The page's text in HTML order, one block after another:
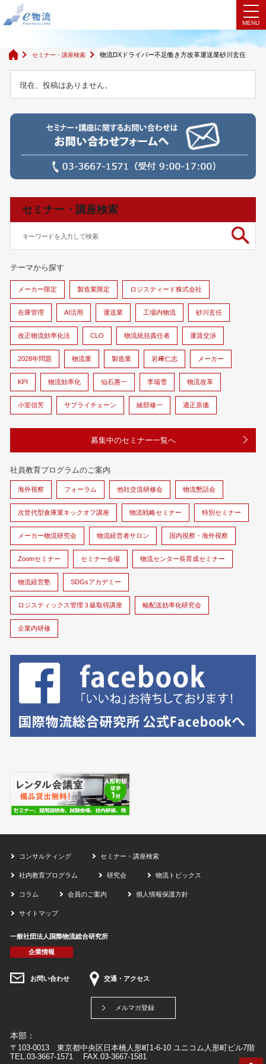
検索結果
セミナー・講座検索 物流DXドライバー不足働き方改革運送業砂川玄任
現在、投稿はありません。
セミナー・講座検索
テーマから探す
メーカー限定 製造業限定 ロジスティード株式会社
在庫管理 AI活用 運送業 工場内物流 砂川玄任
改正物流効率化法 CLO 物流統括責任者 運賃交渉
2028年問題 物流業 製造業 岩﨑仁志 メーカー
KPI 物流効率化 仙石惠一 李瑞雪 物流改革
小室信芳 サプライチェーン 綾部修一 適正原価
募集中のセミナー一覧へ
社員教育プログラムのご案内
海外視察 フォーラム 他社交流研修会 物流懇話会
次世代型倉庫業キックオフ講座 物流戦略セミナー 特別セミナー
メーカー物流研究会 物流経営者サロン 国内視察・海外視察
Zoomセミナー セミナー会場 物流センター長育成セミナー
物流経営塾 SDGsアカデミー
ロジスティックス管理３級取得講座 輸配送効率化研究会
企業内研修
コンサルティング セミナー・講座検索
社内教育プログラム 研究会 物流トピックス
コラム 会員のご案内 個人情報保護方針
サイトマップ
一般社団法人国際物流総合研究所
企業情報
お問い合わせ 交通・アクセス
メルマガ登録
本部：
〒103-0013 東京都中央区日本橋人形町1-6-10 ユニコム人形町ビル7階
TEL.03-3667-1571 FAX.03-3667-1581